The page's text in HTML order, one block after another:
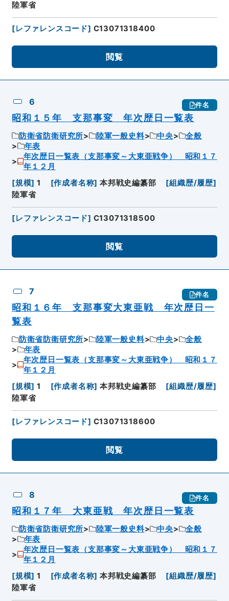
陸軍省
[レファレンスコード] C13071318400
閲覧
6 件名
昭和１５年 支那事変 年次歴日一覧表
防衛省防衛研究所 陸軍一般史料 中央
全般
年表
年次歴日一覧表（支那事変～大東亜戦争） 昭和１７
年１２月
[規模] 1 [作成者名称] 本邦戦史編纂部 [組織歴/履歴]
陸軍省
[レファレンスコード] C13071318500
閲覧
7 件名
昭和１６年 支那事変大東亜戦 年次歴日一
覧表
防衛省防衛研究所 陸軍一般史料 中央
全般
年表
年次歴日一覧表（支那事変～大東亜戦争） 昭和１７
年１２月
[規模] 1 [作成者名称] 本邦戦史編纂部 [組織歴/履歴]
陸軍省
[レファレンスコード] C13071318600
閲覧
8 件名
昭和１７年 大東亜戦 年次歴日一覧表
防衛省防衛研究所 陸軍一般史料 中央
全般
年表
年次歴日一覧表（支那事変～大東亜戦争） 昭和１７
年１２月
[規模] 1 [作成者名称] 本邦戦史編纂部 [組織歴/履歴]
陸軍省